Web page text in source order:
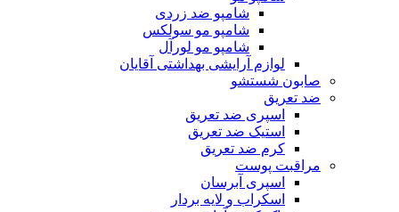
شامپو ضد زردی
شامپو مو سولکس
شامپو مو لورآل
لوازم آرایشی بهداشتی آقایان
صابون شستشو
ضد تعریق
اسپری ضد تعریق
استیک ضد تعریق
کرم ضد تعریق
مراقبت پوست
اسپری آبرسان
اسکراب و لایه بردار